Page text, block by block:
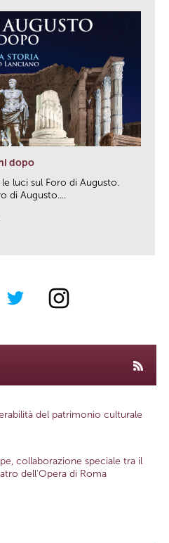
dopo
luci sul Foro di Augusto.
di Augusto....
del patrimonio culturale
collaborazione speciale tra il
dell'Opera di Roma